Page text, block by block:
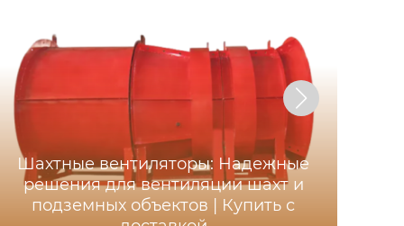
Шахтные вентиляторы: Надежные
решения для вентиляции шахт и
подземных объектов | Купить с